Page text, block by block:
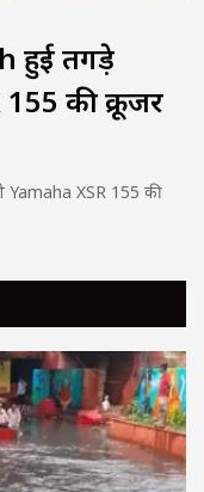
हुई तगड़े
155 की क्रूजर
XSR 155 की